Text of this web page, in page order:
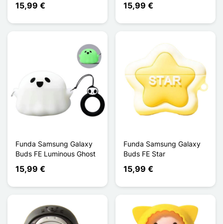
15,99 € 15,99 €
Funda Samsung Galaxy
Buds FE Luminous Ghost
15,99 €
Funda Samsung Galaxy
Buds FE Star
15,99 €